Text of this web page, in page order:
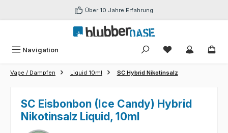
Zum Hauptinhalt springen Über 10 Jahre Erfahrung
Navigation Du hast 0
Vape / Dampfen Liquid 10ml SC Hybrid Nikotinsalz
SC Eisbonbon (Ice Candy) Hybrid
Nikotinsalz Liquid, 10ml